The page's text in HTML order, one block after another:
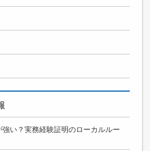
い？実務経験証明のローカルルー